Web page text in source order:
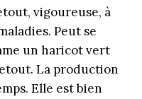
vigoureuse, à
Peut se
un haricot vert
La production
Elle est bien